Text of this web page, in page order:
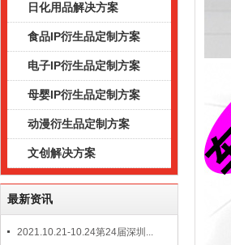
日化用品解决方案
食品IP衍生品定制方案
电子IP衍生品定制方案
母婴IP衍生品定制方案
动漫衍生品定制方案
文创解决方案
最新资讯
2021.10.21-10.24第24届深圳...